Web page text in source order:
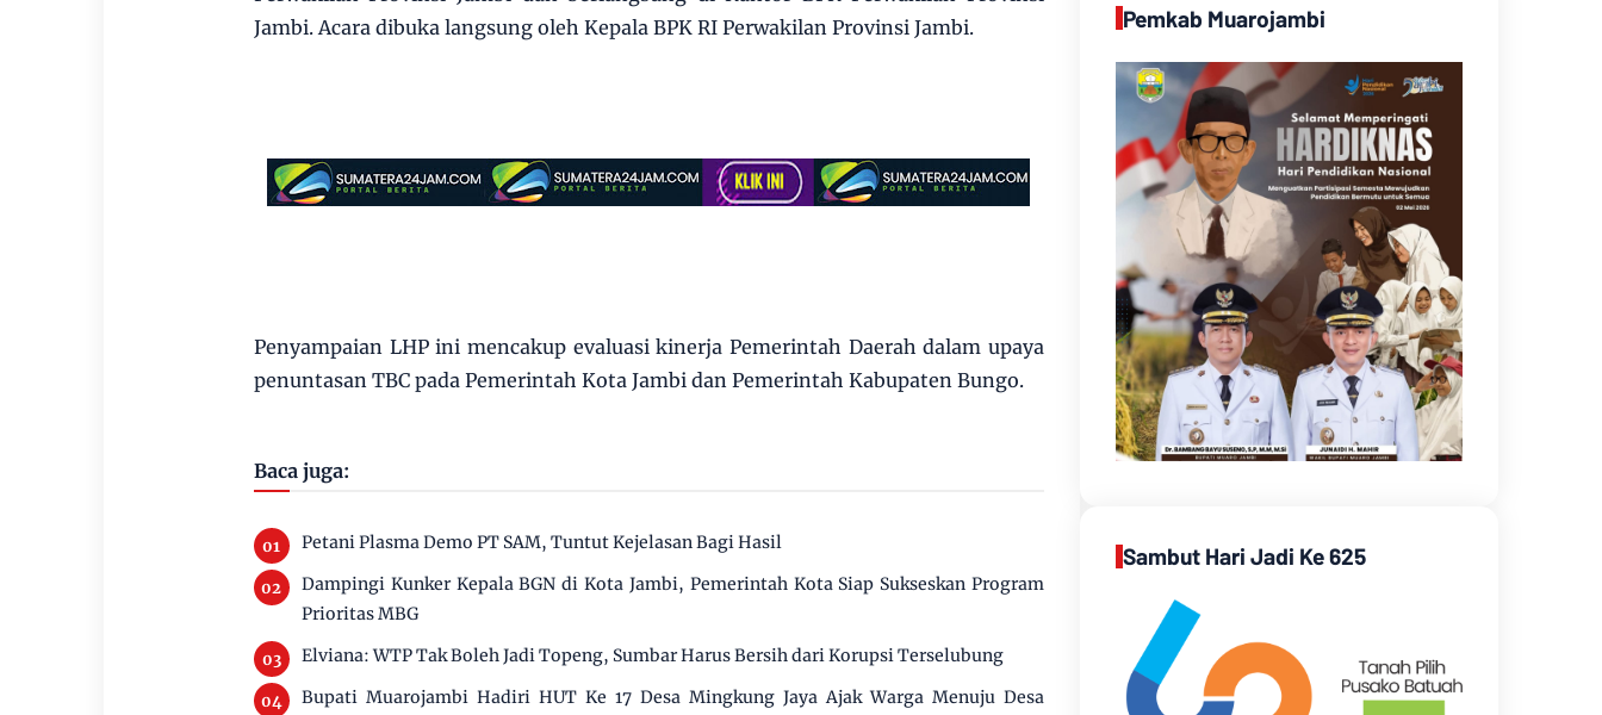
Jambi. Acara dibuka langsung oleh Kepala BPK RI Perwakilan Provinsi Jambi.
Penyampaian LHP ini mencakup evaluasi kinerja Pemerintah Daerah dalam upaya
penuntasan TBC pada Pemerintah Kota Jambi dan Pemerintah Kabupaten Bungo.
Baca juga:
Petani Plasma Demo PT SAM, Tuntut Kejelasan Bagi Hasil
Dampingi Kunker Kepala BGN di Kota Jambi, Pemerintah Kota Siap Sukseskan Program
Prioritas MBG
Elviana: WTP Tak Boleh Jadi Topeng, Sumbar Harus Bersih dari Korupsi Terselubung
Bupati Muarojambi Hadiri HUT Ke 17 Desa Mingkung Jaya Ajak Warga Menuju Desa
Pemkab Muarojambi
Sambut Hari Jadi Ke 625